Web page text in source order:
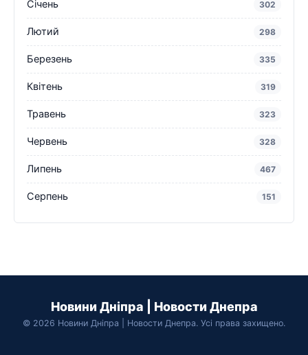
Січень 302
Лютий 298
Березень 335
Квітень 319
Травень 323
Червень 328
Липень 467
Серпень 151
Новини Дніпра | Новости Днепра
© 2026 Новини Дніпра | Новости Днепра. Усі права захищено.